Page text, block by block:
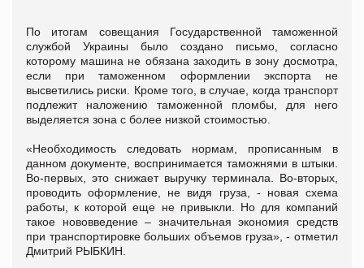
По итогам совещания Государственной таможенной
службой Украины было создано письмо, согласно
которому машина не обязана заходить в зону досмотра,
если при таможенном оформлении экспорта не
высветились риски. Кроме того, в случае, когда транспорт
подлежит наложению таможенной пломбы, для него
выделяется зона с более низкой стоимостью.
«Необходимость следовать нормам, прописанным в
данном документе, воспринимается таможнями в штыки.
Во-первых, это снижает выручку терминала. Во-вторых,
проводить оформление, не видя груза, - новая схема
работы, к которой еще не привыкли. Но для компаний
такое нововведение – значительная экономия средств
при транспортировке больших объемов груза», - отметил
Дмитрий РЫБКИН.